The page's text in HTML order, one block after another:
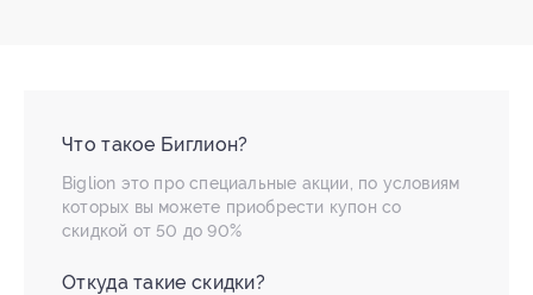
Что такое Биглион?
Biglion это про специальные акции, по условиям
которых вы можете приобрести купон со
скидкой от 50 до 90%
Откуда такие скидки?